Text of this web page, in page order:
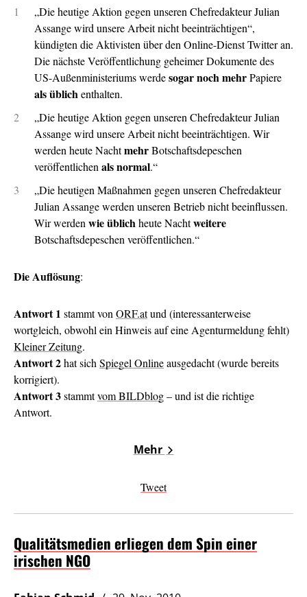
„Die heutige Aktion gegen unseren Chefredakteur Julian
Assange wird unsere Arbeit nicht beeinträchtigen“,
kündigten die Aktivisten über den Online-Dienst Twitter an.
Die nächste Veröffentlichung geheimer Dokumente des
US-Außenministeriums werdesogar noch mehrPapiere
als üblichenthalten.
„Die heutige Aktion gegen unseren Chefredakteur Julian
Assange wird unsere Arbeit nicht beeinträchtigen. Wir
werden heute NachtmehrBotschaftsdepeschen
veröffentlichen als normal.“
„Die heutigen Maßnahmen gegen unseren Chefredakteur
Julian Assange werden unseren Betrieb nicht beeinflussen.
Wir werden wie üblichheute Nachtweitere
Botschaftsdepeschen veröffentlichen.“
Die Auflösung:
Antwort 1 stammt von ORF.atund (interessanterweise
wortgleich, obwohl ein Hinweis auf eine Agenturmeldung fehlt)
Kleiner Zeitung.
Antwort 2hat sich Spiegel Onlineausgedacht (wurde bereits
korrigiert).
Antwort 3stammtvom BILDblog– und ist die richtige
Antwort.
Mehr
Tweet
Qualitätsmedien erliegen dem Spin einer
irischen NGO